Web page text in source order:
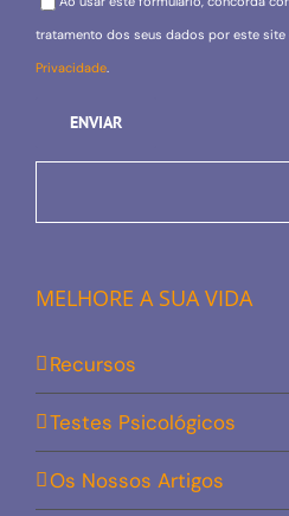
tratamento dos seus dados por este
Privacidade.
MELHORE A SUA VIDA
Recursos
Testes Psicológicos
Os Nossos Artigos